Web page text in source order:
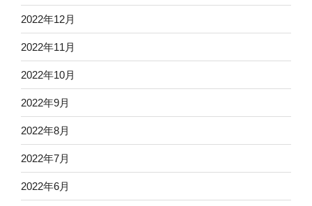
2022年12月
2022年11月
2022年10月
2022年9月
2022年8月
2022年7月
2022年6月